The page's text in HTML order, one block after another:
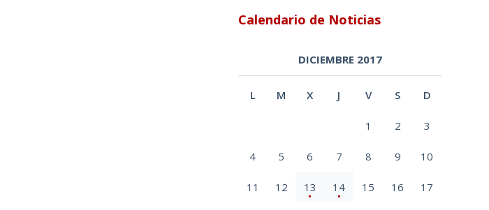
Calendario de Noticias
DICIEMBRE 2017
L M X J V S D
1 2 3
4 5 6 7 8 9 10
11 12 13 14 15 16 17